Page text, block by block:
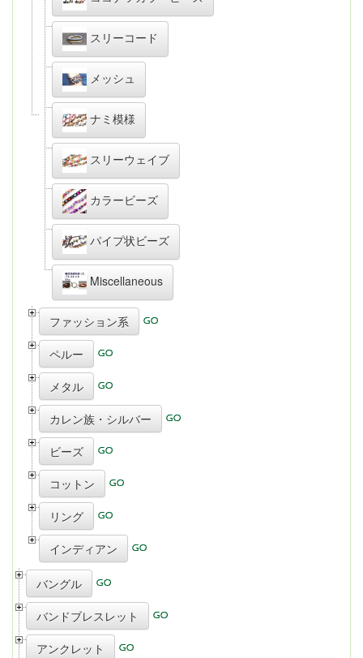
スリーコード
メッシュ
ナミ模様
スリーウェイブ
カラービーズ
パイプ状ビーズ
Miscellaneous
ファッション系
ペルー
メタル
カレン族・シルバー
ビーズ
コットン
リング
インディアン
バングル
バンドブレスレット
アンクレット